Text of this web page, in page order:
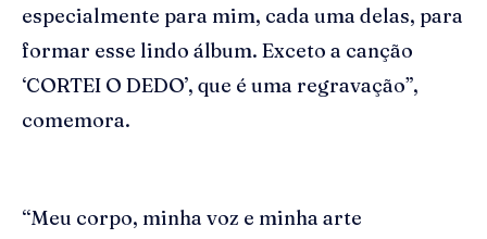
especialmente para mim, cada uma delas, para
formar esse lindo álbum. Exceto a canção
‘CORTEI O DEDO’, que é uma regravação”,
comemora.
“Meu corpo, minha voz e minha arte